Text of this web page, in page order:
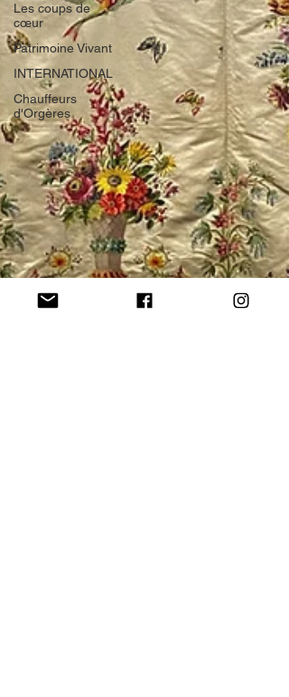
Les coups de
cœur
Patrimoine Vivant
INTERNATIONAL
Chauffeurs
d'Orgères